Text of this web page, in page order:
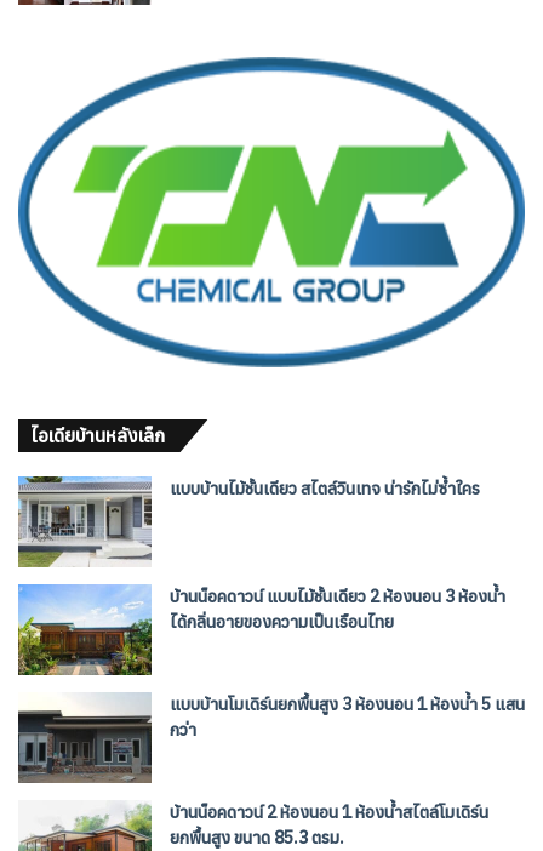
ไอเดียบ้านหลังเล็ก
แบบบ้านไม้ชั้นเดียว สไตล์วินเทจ น่ารักไม่ซ้ำใคร
บ้านน็อคดาวน์ แบบไม้ชั้นเดียว 2 ห้องนอน 3 ห้องน้ำ
ได้กลิ่นอายของความเป็นเรือนไทย
แบบบ้านโมเดิร์นยกพื้นสูง 3 ห้องนอน 1 ห้องน้ำ 5 แสน
กว่า
บ้านน็อคดาวน์ 2 ห้องนอน 1 ห้องน้ำสไตล์โมเดิร์น
ยกพื้นสูง ขนาด 85.3 ตรม.